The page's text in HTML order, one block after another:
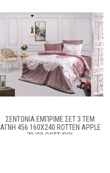
ΣΕΝΤΟΝΙΑ ΕΜΠΡΙΜΕ ΣΕΤ 3 ΤΕΜ
ΑΓΝΉ 456 160X240 ROTTEN APPLE
70/30 COTT/POL